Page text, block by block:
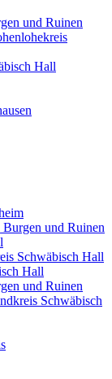
und Ruinen
Hall
und Ruinen
Schwäbisch Hall
Hall
und Ruinen
Schwäbisch